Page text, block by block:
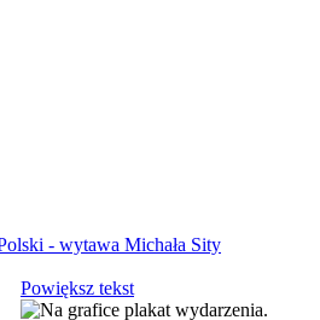
- wytawa Michała Sity
Powiększ tekst